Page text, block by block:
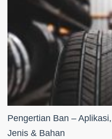
Pengertian Ban –
Jenis & Bahan